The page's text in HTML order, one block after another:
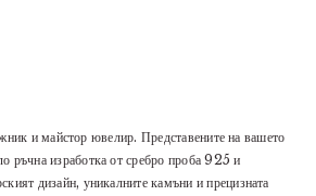
и майстор ювелир. Представените на вашето
ръчна изработка от сребро проба 925 и
дизайн, уникалните камъни и прецизната